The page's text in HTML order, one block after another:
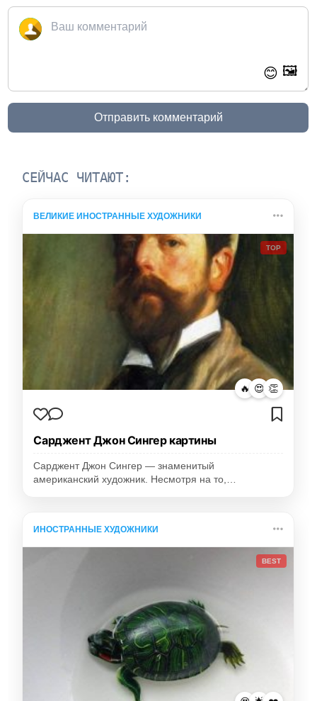
😊 🖼️
Отправить комментарий
СЕЙЧАС ЧИТАЮТ:
ВЕЛИКИЕ ИНОСТРАННЫЕ ХУДОЖНИКИ
TOP
🔥 😍 👏
Сарджент Джон Сингер картины
Сарджент Джон Сингер — знаменитый
американский художник. Несмотря на то,…
ИНОСТРАННЫЕ ХУДОЖНИКИ
BEST